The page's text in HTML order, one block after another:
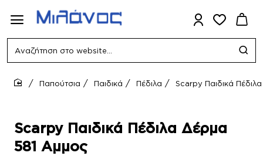
Αναζήτηση
website...
Scarpy Παιδικά Πέδιλα Δέρμα
581 Αμμος
Παπούτσια Παιδικά Πέδιλα Scarpy Παιδικά